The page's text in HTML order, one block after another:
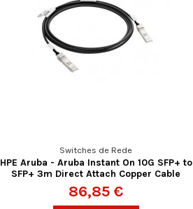
Switches de Rede
HPE Aruba - Aruba Instant On 10G SFP+ to
SFP+ 3m Direct Attach Copper Cable
86,85 €